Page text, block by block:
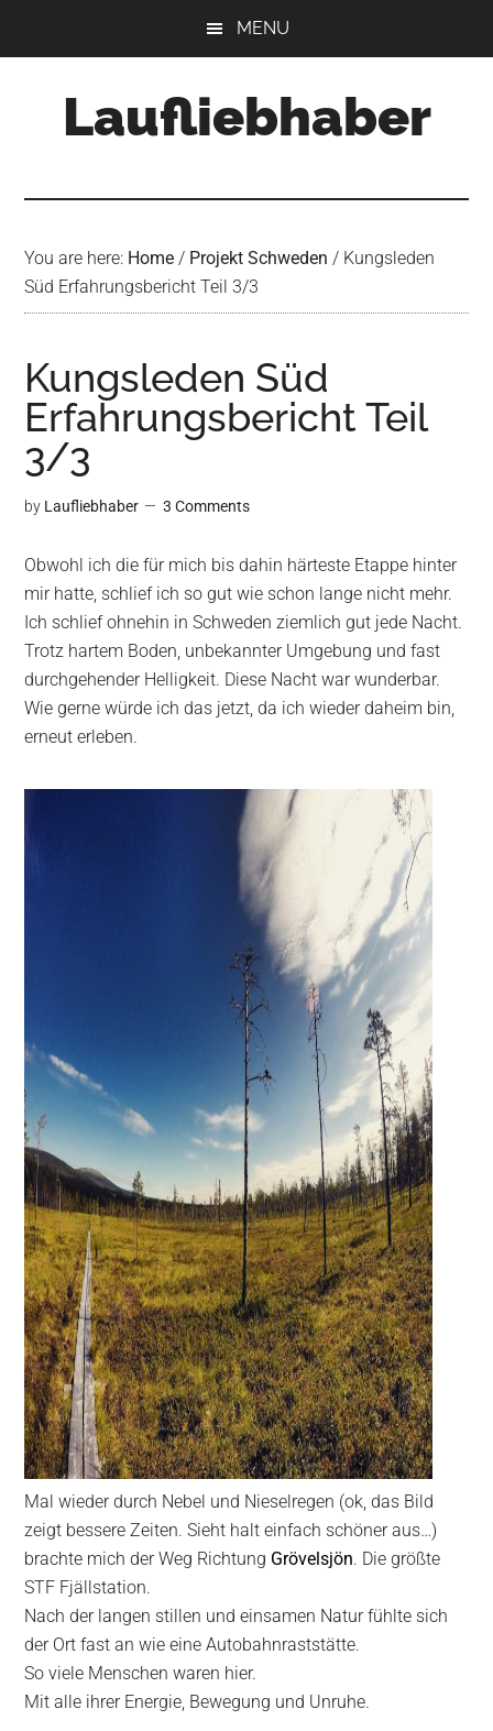
MENU
Laufliebhaber
You are here: Home / Projekt Schweden / Kungsleden
Süd Erfahrungsbericht Teil 3/3
Kungsleden Süd
Erfahrungsbericht Teil
3/3
by Laufliebhaber 3 Comments
Obwohl ich die für mich bis dahin härteste Etappe hinter
mir hatte, schlief ich so gut wie schon lange nicht mehr.
Ich schlief ohnehin in Schweden ziemlich gut jede Nacht.
Trotz hartem Boden, unbekannter Umgebung und fast
durchgehender Helligkeit. Diese Nacht war wunderbar.
Wie gerne würde ich das jetzt, da ich wieder daheim bin,
erneut erleben.
Mal wieder durch Nebel und Nieselregen (ok, das Bild
zeigt bessere Zeiten. Sieht halt einfach schöner aus…)
brachte mich der Weg Richtung Grövelsjön. Die größte
STF Fjällstation.
Nach der langen stillen und einsamen Natur fühlte sich
der Ort fast an wie eine Autobahnraststätte.
So viele Menschen waren hier.
Mit alle ihrer Energie, Bewegung und Unruhe.